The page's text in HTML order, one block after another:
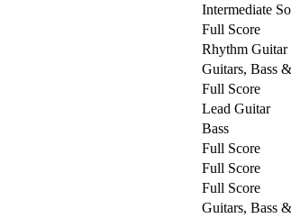
Intermediate
Full Score
Rhythm Guitar
Guitars, Bass
Full Score
Lead Guitar
Bass
Full Score
Full Score
Full Score
Guitars, Bass